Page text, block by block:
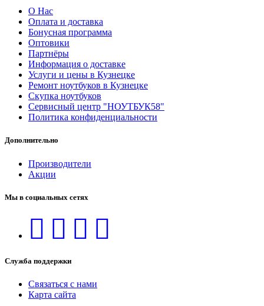
О Нас
Оплата и доставка
Бонусная программа
Оптовики
Партнёры
Информация о доставке
Услуги и цены в Кузнецке
Ремонт ноутбуков в Кузнецке
Скупка ноутбуков
Сервисный центр "НОУТБУК58"
Политика конфиденциальности
Дополнительно
Производители
Акции
Мы в социальных сетях
Служба поддержки
Связаться с нами
Карта сайта